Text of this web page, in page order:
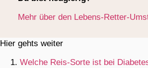
Mehr über den Lebens-Retter-
Hier gehts weiter
Welche Reis-Sorte ist bei